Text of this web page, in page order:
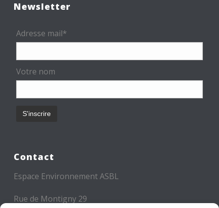
Newsletter
Adresse mail*
Votre nom
Contact
Espace Environnement ASBL
Rue de Montigny 29